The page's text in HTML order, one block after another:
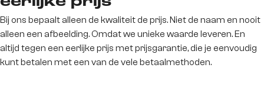
Bij ons bepaalt alleen de kwaliteit de prijs. Niet de naam en nooit
alleen een afbeelding. Omdat we unieke waarde leveren. En
altijd tegen een eerlijke prijs met prijsgarantie, die je eenvoudig
kunt betalen met een van de vele betaalmethoden.